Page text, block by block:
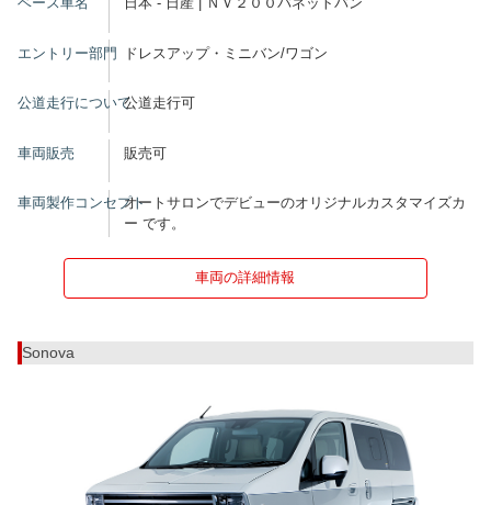
エントリー部門 ドレスアップ・ミニバン/ワゴン
公道走行について公道走行可
車両販売 販売可
車両製作コンセプトオートサロンでデビューのオリジナルカスタマイズカ
ー です。
車両の詳細情報
Sonova